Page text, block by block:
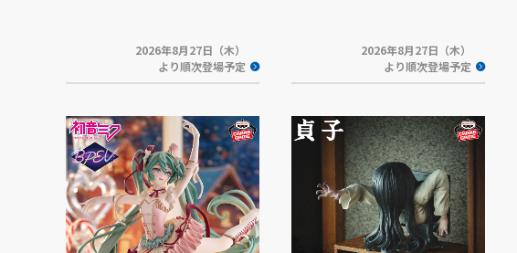
2026年8月27日（木）
より順次登場予定
2026年8月27日（木）
より順次登場予定